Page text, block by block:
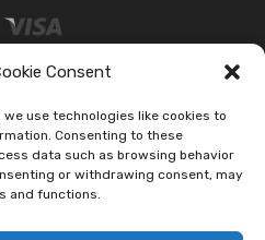
Consent
use technologies like cookies to
Consenting to these
data such as browsing behavior
or withdrawing consent, may
and functions.